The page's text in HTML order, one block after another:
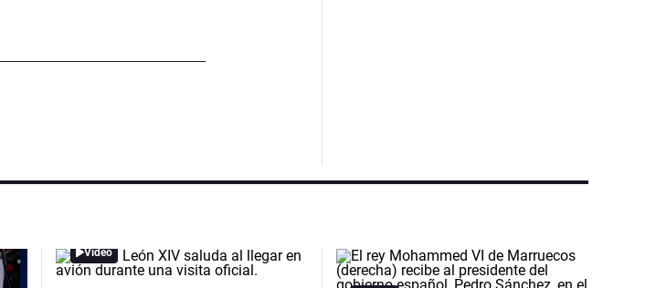
Video